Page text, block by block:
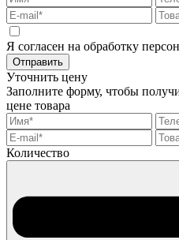
Я согласен на обработку
Отправить
Уточнить цену
Заполните форму, чтобы
цене товара
Количество